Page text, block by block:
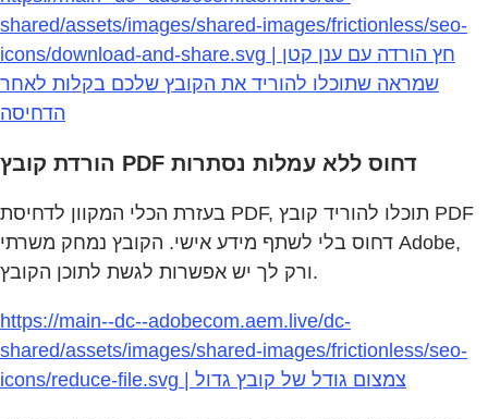
shared/assets/images/shared-images/frictionless/seo-
icons/download-and-share.svg | חץ הורדה עם ענן קטן
שמראה שתוכלו להוריד את הקובץ שלכם בקלות לאחר
הדחיסה
הורדת קובץ PDF דחוס ללא עמלות נסתרות
בעזרת הכלי המקוון לדחיסת PDF, תוכלו להוריד קובץ PDF
דחוס בלי לשתף מידע אישי. הקובץ נמחק משרתי Adobe,
ורק לך יש אפשרות לגשת לתוכן הקובץ.
https://main--dc--adobecom.aem.live/dc-
shared/assets/images/shared-images/frictionless/seo-
icons/reduce-file.svg | צמצום גודל של קובץ גדול